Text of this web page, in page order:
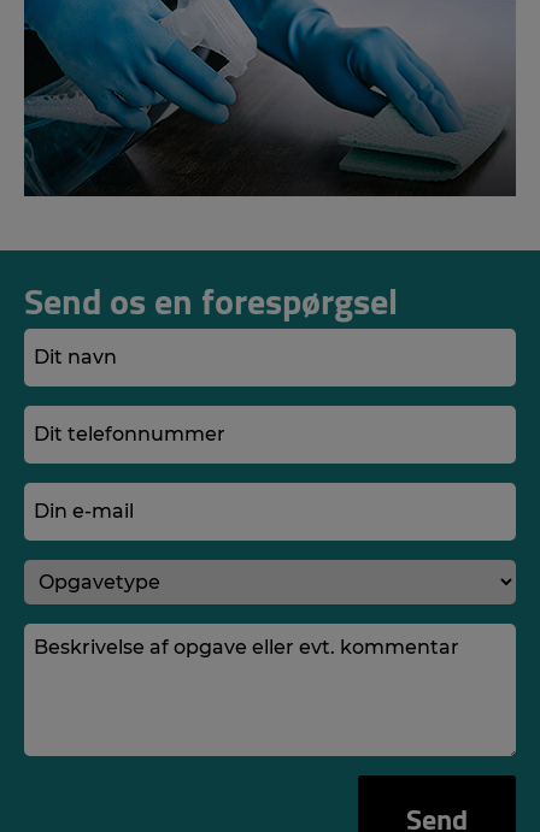
Send os en forespørgsel
Dit
navn
Dit
telefonnummer
Din
e-
(Required)
Opgavetype
(Required)
Besked